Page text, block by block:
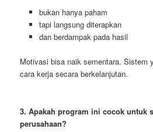
bukan hanya paham
tapi langsung diterapkan
dan berdampak pada hasil
Motivasi bisa naik sementara. Sistem
cara kerja secara berkelanjutan.
3. Apakah program ini cocok untuk
perusahaan?